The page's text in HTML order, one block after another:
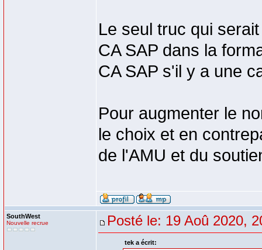
Le seul truc qui
CA SAP dans la
CA SAP s'il y a une
Pour augmenter le
le choix et en
de l'AMU et du
SouthWest
Nouvelle recrue Posté le: 19 Aoû 2020,
tek a écrit: